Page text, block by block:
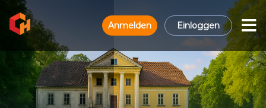
Anmelden Einloggen